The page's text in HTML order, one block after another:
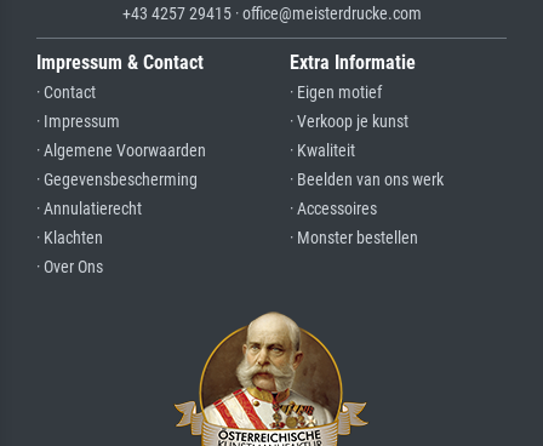
+43 4257 29415 · office@meisterdrucke.com
Impressum & Contact
· Contact
· Impressum
· Algemene Voorwaarden
· Gegevensbescherming
· Annulatierecht
· Klachten
· Over Ons
Extra Informatie
· Eigen motief
· Verkoop je kunst
· Kwaliteit
· Beelden van ons werk
· Accessoires
· Monster bestellen